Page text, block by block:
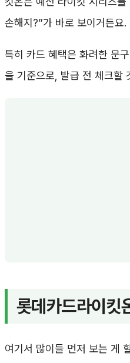
손해지?”가 바로 보이거든요.
특히 카드 혜택은 화려한 문
을 기준으로, 발급 전 체크할
롯데카드라이킷
여기서 많이들 먼저 보는 게